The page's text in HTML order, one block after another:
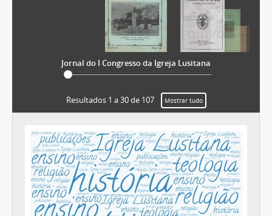
Jornal do I Congresso da Igreja Lusitana
Resultados 1 a 30 de 107 Mostrar tudo